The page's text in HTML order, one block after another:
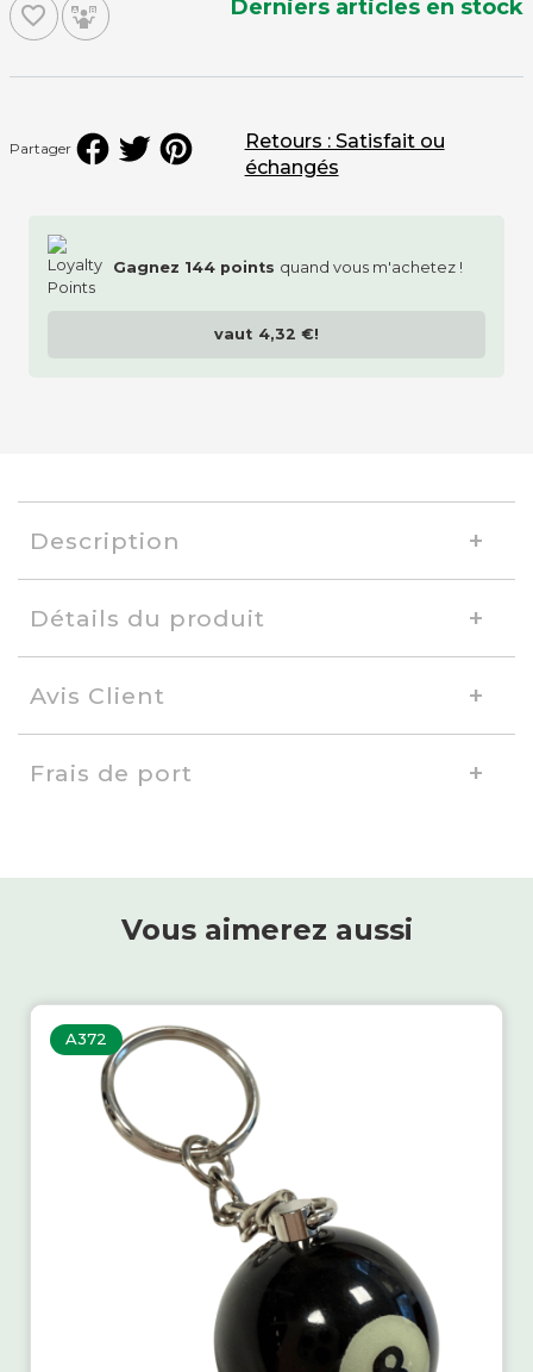
favorite_border Derniers articles en stock
Partager
Gagnez 144 points quand vous m'achetez !
vaut 4,32 €!
Retours : Satisfait ou
échangés
Description
Détails du produit
Avis Client
Frais de port
Vous aimerez aussi
A372